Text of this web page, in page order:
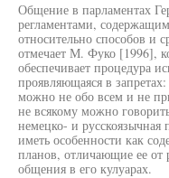
Общение в парламентах
регламентами,
относительно способов и
отмечает М. Фуко [1996],
обеспечивает процедура
проявляющаяся в
можно не обо всем и не
не всякому можно
немецко- и русскоязычная
иметь особенности как
планов, отличающие ее от
общения в его кулуарах.